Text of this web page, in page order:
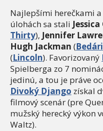
Najlepšími herečkami
úlohách sa stali
Thirty), Jennifer
Hugh Jackman (Bedári
(Lincoln). Favorizovaný
Spielberga zo 7
jedinú, a tou je práve
Divoký Django získal
filmový scenár (pre
mužský herecký výkon
Waltz).